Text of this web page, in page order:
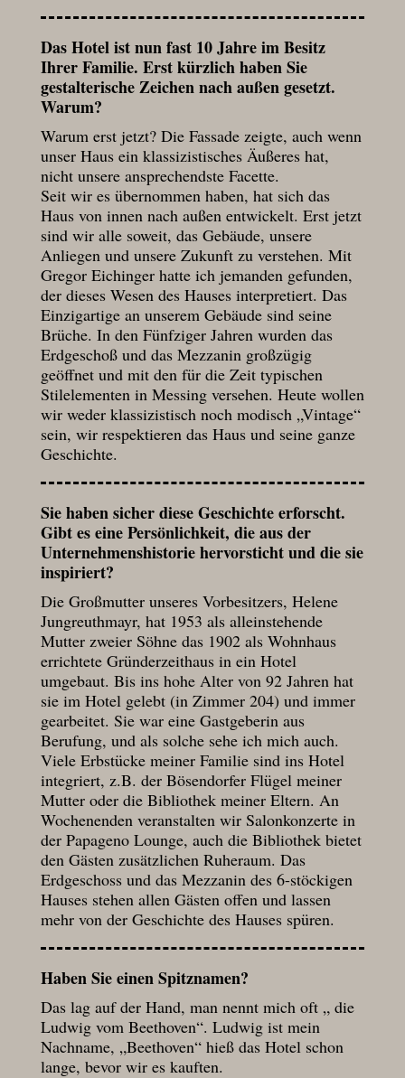
Das Hotel ist nun fast 10 Jahre im Besitz
Ihrer Familie. Erst kürzlich haben Sie
gestalterische Zeichen nach außen gesetzt.
Warum?
Warum erst jetzt? Die Fassade zeigte, auch wenn
unser Haus ein klassizistisches Äußeres hat,
nicht unsere ansprechendste Facette.
Seit wir es übernommen haben, hat sich das
Haus von innen nach außen entwickelt. Erst jetzt
sind wir alle soweit, das Gebäude, unsere
Anliegen und unsere Zukunft zu verstehen. Mit
Gregor Eichinger hatte ich jemanden gefunden,
der dieses Wesen des Hauses interpretiert. Das
Einzigartige an unserem Gebäude sind seine
Brüche. In den Fünfziger Jahren wurden das
Erdgeschoß und das Mezzanin großzügig
geöffnet und mit den für die Zeit typischen
Stilelementen in Messing versehen. Heute wollen
wir weder klassizistisch noch modisch „Vintage“
sein, wir respektieren das Haus und seine ganze
Geschichte.
Sie haben sicher diese Geschichte erforscht.
Gibt es eine Persönlichkeit, die aus der
Unternehmenshistorie hervorsticht und die sie
inspiriert?
Die Großmutter unseres Vorbesitzers, Helene
Jungreuthmayr, hat 1953 als alleinstehende
Mutter zweier Söhne das 1902 als Wohnhaus
errichtete Gründerzeithaus in ein Hotel
umgebaut. Bis ins hohe Alter von 92 Jahren hat
sie im Hotel gelebt (in Zimmer 204) und immer
gearbeitet. Sie war eine Gastgeberin aus
Berufung, und als solche sehe ich mich auch.
Viele Erbstücke meiner Familie sind ins Hotel
integriert, z.B. der Bösendorfer Flügel meiner
Mutter oder die Bibliothek meiner Eltern. An
Wochenenden veranstalten wir Salonkonzerte in
der Papageno Lounge, auch die Bibliothek bietet
den Gästen zusätzlichen Ruheraum. Das
Erdgeschoss und das Mezzanin des 6-stöckigen
Hauses stehen allen Gästen offen und lassen
mehr von der Geschichte des Hauses spüren.
Haben Sie einen Spitznamen?
Das lag auf der Hand, man nennt mich oft „ die
Ludwig vom Beethoven“. Ludwig ist mein
Nachname, „Beethoven“ hieß das Hotel schon
lange, bevor wir es kauften.